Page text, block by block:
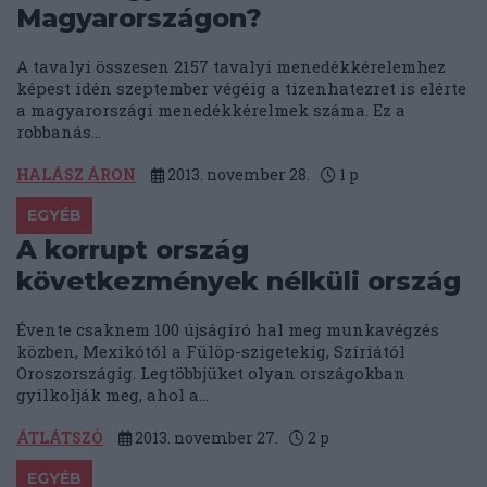
Magyarországon?
A tavalyi összesen 2157 tavalyi menedékkérelemhez
képest idén szeptember végéig a tizenhatezret is elérte
a magyarországi menedékkérelmek száma. Ez a
robbanás...
HALÁSZ ÁRON 2013. november 28. 1 p
EGYÉB
A korrupt ország
következmények nélküli ország
Évente csaknem 100 újságíró hal meg munkavégzés
közben, Mexikótól a Fülöp-szigetekig, Szíriától
Oroszországig. Legtöbbjüket olyan országokban
gyilkolják meg, ahol a...
ÁTLÁTSZÓ 2013. november 27. 2 p
EGYÉB